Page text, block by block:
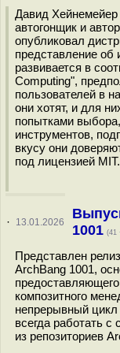
Давид Хейнемейер
автогонщик и
опубликовал
представление об
развивается в
Computing",
пользователей в
они хотят, и для
попытками
инструментов,
вкусу они
под лицензией
· 13.01.2026
1001 (41
Представлен
ArchBang 1001,
композитного
непрерывный
всегда работать
из репозиториев